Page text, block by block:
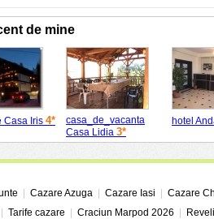
de mine
Casa Iris 4*
casa_de_vacanta
Casa Lidia 3*
hotel
Cazare Azuga Cazare Iasi
Cazare
Tarife cazare Craciun Marpod 2026